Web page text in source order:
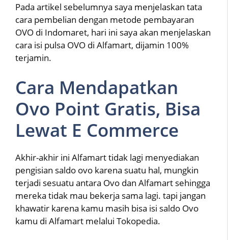
Pada artikel sebelumnya saya menjelaskan tata
cara pembelian dengan metode pembayaran
OVO di Indomaret, hari ini saya akan menjelaskan
cara isi pulsa OVO di Alfamart, dijamin 100%
terjamin.
Cara Mendapatkan
Ovo Point Gratis, Bisa
Lewat E Commerce
Akhir-akhir ini Alfamart tidak lagi menyediakan
pengisian saldo ovo karena suatu hal, mungkin
terjadi sesuatu antara Ovo dan Alfamart sehingga
mereka tidak mau bekerja sama lagi. tapi jangan
khawatir karena kamu masih bisa isi saldo Ovo
kamu di Alfamart melalui Tokopedia.